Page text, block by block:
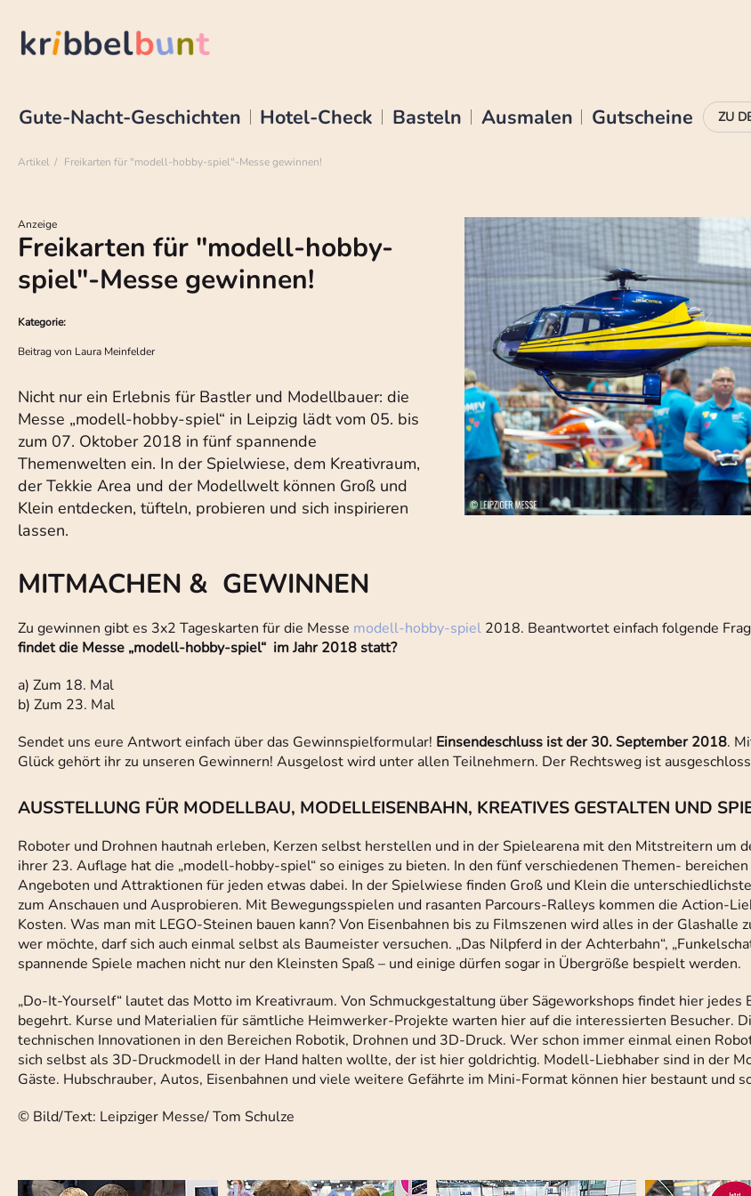
Gute-Nacht-Geschichten Hotel-Check Basteln Ausmalen Gutscheine
Artikel Freikarten für "modell-hobby-spiel"-Messe gewinnen!
Anzeige
Freikarten für "modell-hobby-
spiel"-Messe gewinnen!
Kategorie:
Beitrag von Laura Meinfelder
Nicht nur ein Erlebnis für Bastler und Modellbauer: die
Messe „modell-hobby-spiel“ in Leipzig lädt vom 05. bis
zum 07. Oktober 2018 in fünf spannende
Themenwelten ein. In der Spielwiese, dem Kreativraum,
der Tekkie Area und der Modellwelt können Groß und
Klein entdecken, tüfteln, probieren und sich inspirieren
lassen.
MITMACHEN & GEWINNEN
Zu gewinnen gibt es 3x2 Tageskarten für die Messe modell-hobby-spiel 2018. Beantwortet einfach folgende
findet die Messe „modell-hobby-spiel“ im Jahr 2018 statt?
a) Zum 18. Mal
b) Zum 23. Mal
Sendet uns eure Antwort einfach über das Gewinnspielformular! Einsendeschluss ist der 30. September 2018.
Glück gehört ihr zu unseren Gewinnern! Ausgelost wird unter allen Teilnehmern. Der Rechtsweg ist
AUSSTELLUNG FÜR MODELLBAU, MODELLEISENBAHN, KREATIVES GESTALTEN UND
Roboter und Drohnen hautnah erleben, Kerzen selbst herstellen und in der Spielearena mit den Mitstreitern um
ihrer 23. Auflage hat die „modell-hobby-spiel“ so einiges zu bieten. In den fünf verschiedenen Themen-
Angeboten und Attraktionen für jeden etwas dabei. In der Spielwiese finden Groß und Klein die
zum Anschauen und Ausprobieren. Mit Bewegungsspielen und rasanten Parcours-Ralleys kommen die Action-
Kosten. Was man mit LEGO-Steinen bauen kann? Von Eisenbahnen bis zu Filmszenen wird alles in der Glashalle
wer möchte, darf sich auch einmal selbst als Baumeister versuchen. „Das Nilpferd in der Achterbahn“,
spannende Spiele machen nicht nur den Kleinsten Spaß – und einige dürfen sogar in Übergröße bespielt werden.
„Do-It-Yourself“ lautet das Motto im Kreativraum. Von Schmuckgestaltung über Sägeworkshops findet hier jedes
begehrt. Kurse und Materialien für sämtliche Heimwerker-Projekte warten hier auf die interessierten Besucher.
technischen Innovationen in den Bereichen Robotik, Drohnen und 3D-Druck. Wer schon immer einmal einen
sich selbst als 3D-Druckmodell in der Hand halten wollte, der ist hier goldrichtig. Modell-Liebhaber sind in der
Gäste. Hubschrauber, Autos, Eisenbahnen und viele weitere Gefährte im Mini-Format können hier bestaunt und
© Bild/Text: Leipziger Messe/ Tom Schulze